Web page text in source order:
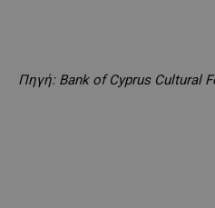
Πηγή: Bank of Cyprus Cultural